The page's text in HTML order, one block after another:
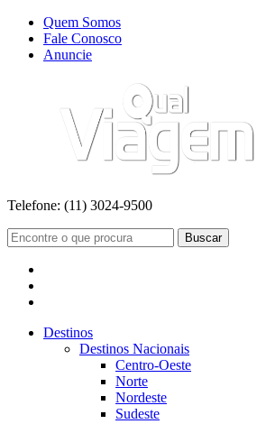
Quem Somos
Fale Conosco
Anuncie
Telefone: (11) 3024-9500
Buscar
Destinos
Destinos Nacionais
Centro-Oeste
Norte
Nordeste
Sudeste